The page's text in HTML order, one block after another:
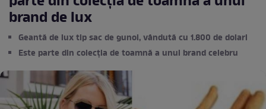
brand de lux
Geantă de lux tip sac de gunoi, vândută cu 1.800 de dolari
Este parte din colecția de toamnă a unui brand celebru